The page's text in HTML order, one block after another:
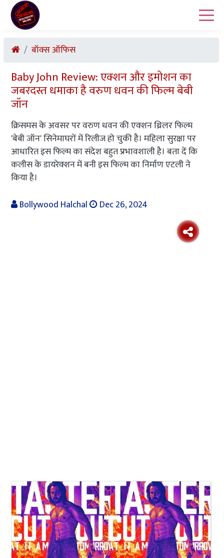
बॉक्स ऑफिस
Baby John Review: एक्शन और इमोशन का
जबरदस्त धमाका है वरुण धवन की फिल्म बेबी
जॉन
क्रिसमस के अवसर पर वरुण धवन की एक्शन थ्रिलर फिल्म
'बेबी जॉन' सिनेमाघरों में रिलीज हो चुकी है। महिला सुरक्षा पर
आधारित इस फिल्म का संदेश बहुत प्रभावशाली है। बता दें कि
कलीस के डायरेक्शन में बनी इस फिल्म का निर्माण एटली ने
किया है।
Bollywood Halchal
Dec 26, 2024